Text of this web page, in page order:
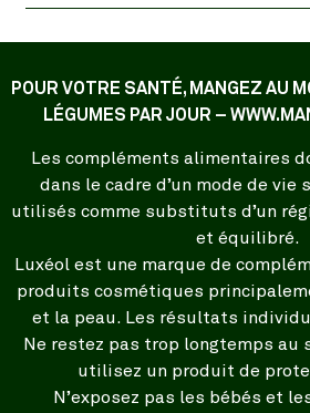
POUR VOTRE SANTÉ, MANGEZ AU
LÉGUMES PAR JOUR –
Les compléments alimentaires
dans le cadre d’un mode de vie
utilisés comme substituts d’un
et équilibré.
Luxéol est une marque de
produits cosmétiques
et la peau. Les résultats
Ne restez pas trop longtemps au
utilisez un produit de
N’exposez pas les bébés et